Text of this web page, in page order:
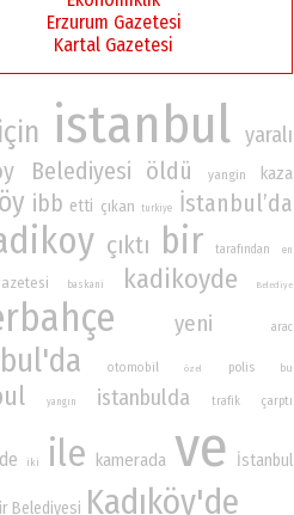
Erzurum Gazetesi
Kartal Gazetesi
için istanbul yaralı
Belediyesi öldü yangin kaza
ibb etti çıkan turkiye İstanbul’da
çıktı bir tarafından en
baskani kadikoyde Belediye
yeni arac
otomobil özel polis bu
yangın istanbulda trafik çarptı
iki ile kamerada ve İstanbul
Belediyesi Kadıköy'de